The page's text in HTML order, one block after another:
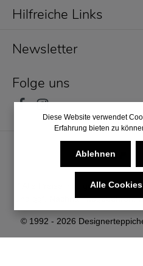
Newsletter
Folge uns
Hilfreiche Links
© 1992 - 2026
* Alle Preise inkl. gesetzl.
und ggf. Nachnahmegebühren,
Diese Website verwendet
Erfahrung bieten zu
Ablehnen
Alle